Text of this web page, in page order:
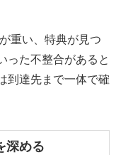
重い、特典が見つ
った不整合があると
到達先まで一体で確
深める